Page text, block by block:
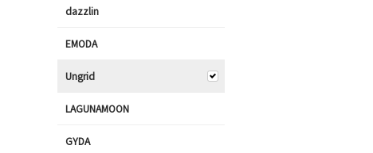
dazzlin
EMODA
Ungrid
LAGUNAMOON
GYDA